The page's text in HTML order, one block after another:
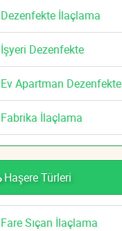
Dezenfekte İlaçlama
İşyeri Dezenfekte
Ev Apartman Dezenfekte
Fabrika İlaçlama
Haşere Türleri
Fare Sıçan İlaçlama